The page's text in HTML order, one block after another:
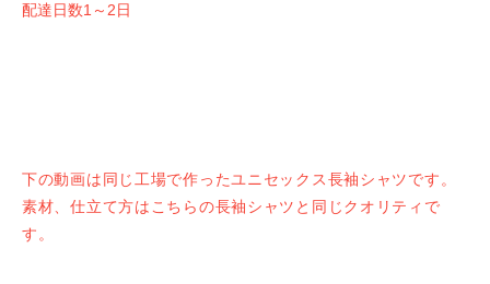
配達日数1～2日
下の動画は同じ工場で作ったユニセックス長袖シャツです。
素材、仕立て方はこちらの長袖シャツと同じクオリティで
す。